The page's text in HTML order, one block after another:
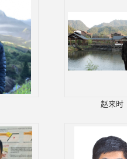
赵来时